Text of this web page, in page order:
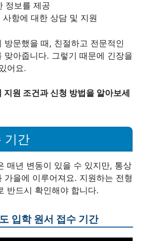
정보를 제공
항에 대한 상담 및 지원
방문했을 때, 친절하고 전문적인
맞아줍니다. 그렇기 때문에 긴장을
어요.
지원 조건과 신청 방법을 알아보세
기간
매년 변동이 있을 수 있지만, 통상
가을에 이루어져요. 지원하는 전형
반드시 확인해야 합니다.
입학 원서 접수 기간